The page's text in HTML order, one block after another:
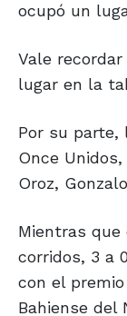
ocupó un
Vale
lugar en la
Por su parte,
Once
Oroz,
Mientras
corridos, 3 a
con el
Bahiense del